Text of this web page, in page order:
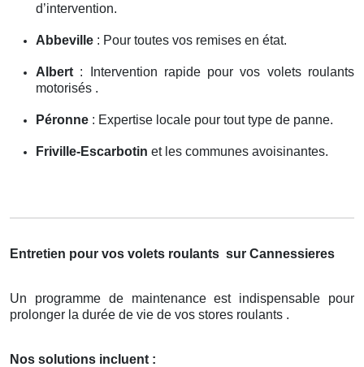
d’intervention.
Abbeville : Pour toutes vos remises en état.
Albert : Intervention rapide pour vos volets roulants
motorisés .
Péronne : Expertise locale pour tout type de panne.
Friville-Escarbotin et les communes avoisinantes.
Entretien pour vos volets roulants sur Cannessieres
Un programme de maintenance est indispensable pour
prolonger la durée de vie de vos stores roulants .
Nos solutions incluent :